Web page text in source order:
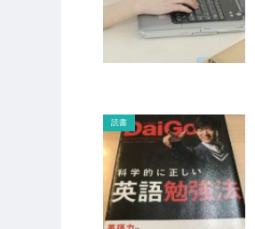
読書